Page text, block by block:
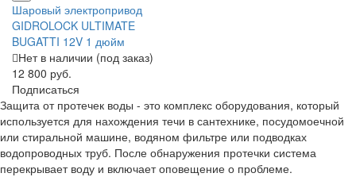
Шаровый электропривод
GIDROLOCK ULTIMATE
BUGATTI 12V 1 дюйм
Нет в наличии (под заказ)
12 800 руб.
Подписаться
Защита от протечек воды - это комплекс оборудования, который
используется для нахождения течи в сантехнике, посудомоечной
или стиральной машине, водяном фильтре или подводках
водопроводных труб. После обнаружения протечки система
перекрывает воду и включает оповещение о проблеме.